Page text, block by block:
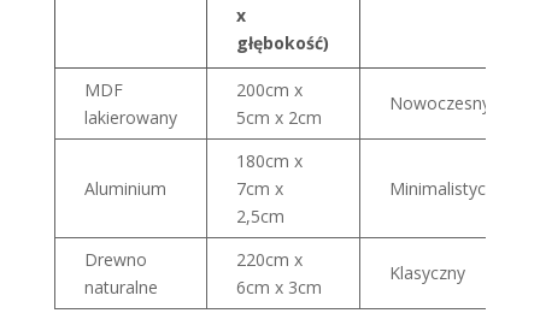
x
głębokość)
MDF
lakierowany
200cm x
5cm x 2cm
Nowoczesny
Aluminium
180cm x
7cm x
2,5cm
Minimalistyczny
Drewno
naturalne
220cm x
6cm x 3cm
Klasyczny